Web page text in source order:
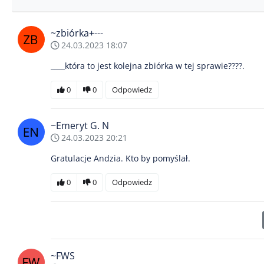
~zbiórka+---
24.03.2023 18:07
____która to jest kolejna zbiórka w tej sprawie????.
0 0 Odpowiedz
~Emeryt G. N
24.03.2023 20:21
Gratulacje Andzia. Kto by pomyślał.
0 0 Odpowiedz
~FWS